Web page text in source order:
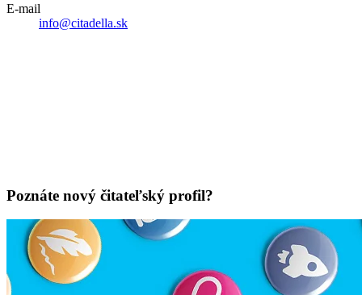
E-mail
info@citadella.sk
Poznáte nový čitateľský profil?